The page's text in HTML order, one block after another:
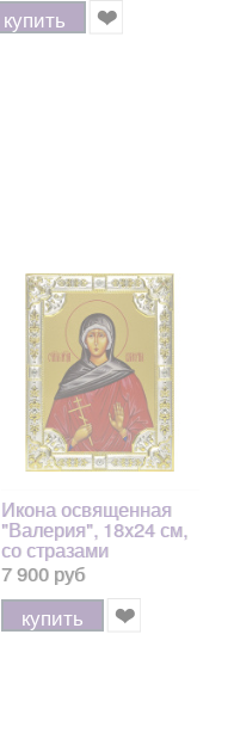
купить
Икона освященная
"Валерия", 18x24 см,
со стразами
7 900 руб
купить